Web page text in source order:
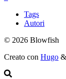
Tags
Autori
© 2026 Blowfish
Creato con Hugo &